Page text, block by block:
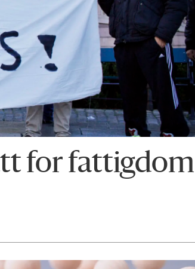
for fattigdom